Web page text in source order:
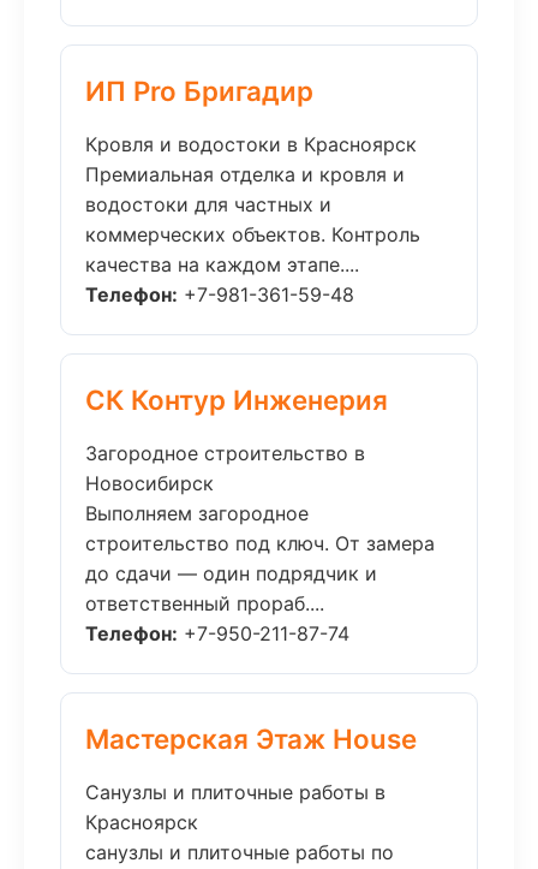
ИП Pro Бригадир
Кровля и водостоки в Красноярск
Премиальная отделка и кровля и
водостоки для частных и
коммерческих объектов. Контроль
качества на каждом этапе....
Телефон: +7-981-361-59-48
СК Контур Инженерия
Загородное строительство в
Новосибирск
Выполняем загородное
строительство под ключ. От замера
до сдачи — один подрядчик и
ответственный прораб....
Телефон: +7-950-211-87-74
Мастерская Этаж House
Санузлы и плиточные работы в
Красноярск
санузлы и плиточные работы по